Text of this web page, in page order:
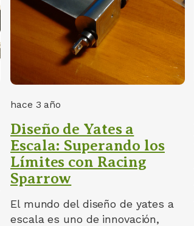
hace 3 año
Diseño de Yates a
Escala: Superando los
Límites con Racing
Sparrow
El mundo del diseño de yates a
escala es uno de innovación,